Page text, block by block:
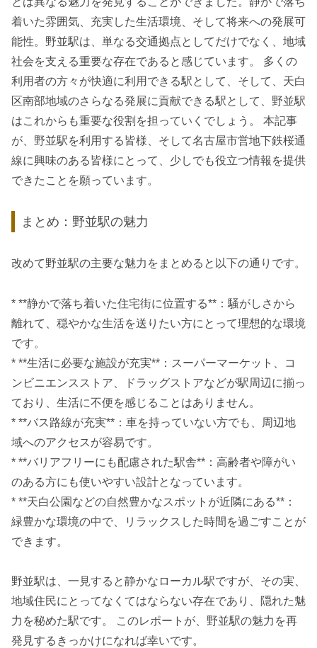
着いた雰囲気、充実した生活環境、そして将来への発展可
能性。野並駅は、単なる交通拠点としてだけでなく、地域
社会を支える重要な存在であると感じています。 多くの
利用者の方々が快適に利用できる駅として、そして、天白
区南部地域のさらなる発展に貢献できる駅として、野並駅
はこれからも重要な役割を担っていくでしょう。 本記事
が、野並駅を利用する皆様、そして名古屋市営地下鉄桜通
線に興味のある皆様にとって、少しでも役立つ情報を提供
できたことを願っています。
まとめ：野並駅の魅力
改めて野並駅の主要な魅力をまとめると以下の通りです。
* **静かで落ち着いた住宅街に位置する**：騒がしさから
離れて、穏やかな生活を送りたい方にとって理想的な環境
です。
* **生活に必要な施設が充実**：スーパーマーケット、コ
ンビニエンスストア、ドラッグストアなどが駅周辺に揃っ
ており、生活に不便を感じることはありません。
* **バス路線が充実**：車を持っていない方でも、周辺地
域へのアクセスが容易です。
* **バリアフリーにも配慮された駅舎**：高齢者や障がい
のある方にも使いやすい設計となっています。
* **天白公園などの自然豊かなスポットが近隣にある**：
緑豊かな環境の中で、リラックスした時間を過ごすことが
できます。
野並駅は、一見すると静かなローカル駅ですが、その実、
地域住民にとってなくてはならない存在であり、隠れた魅
力を秘めた駅です。 このレポートが、野並駅の魅力を再
発見するきっかけになれば幸いです。